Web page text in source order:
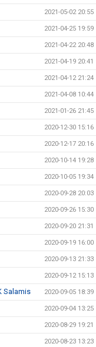
2021-05-02 20:55
2021-04-25 19:59
2021-04-22 20:48
2021-04-19 20:41
2021-04-12 21:24
2021-04-08 10:44
2021-01-26 21:45
2020-12-30 15:16
2020-12-17 20:16
2020-10-14 19:28
2020-10-05 19:34
2020-09-28 20:03
2020-09-26 15:30
2020-09-20 21:31
2020-09-19 16:00
2020-09-13 21:33
2020-09-12 15:13
Salamis 2020-09-05 18:39
2020-09-04 13:25
2020-08-29 19:21
2020-08-23 13:23